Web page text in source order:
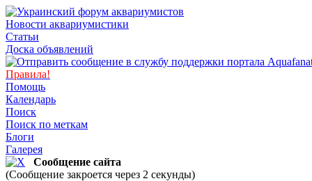
Новости аквариумистики
Статьи
Доска объявлений
Правила!
Помощь
Календарь
Поиск
Поиск по меткам
Блоги
Галерея
Сообщение сайта
(Сообщение закроется через 2 секунды)